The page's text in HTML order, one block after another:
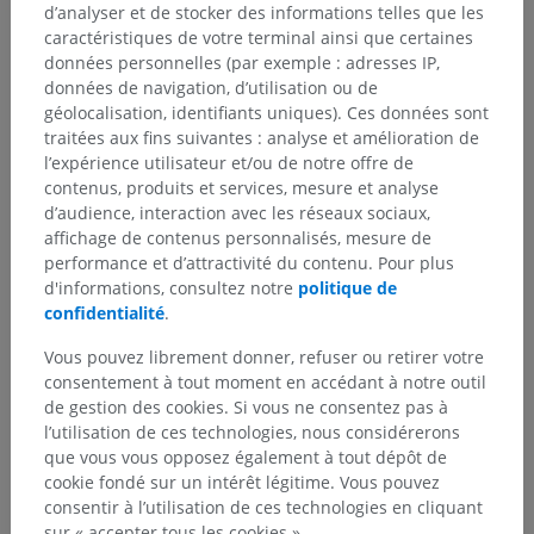
Hiérarchie anatomique
Corps humain > Systèmes intégrants>
Système nerveux> Système nerveux central>
Moelle spinale>
Substance blanche de la moelle spinale>
Faisceau antérolatéral> Tractus spinothalamique
d’analyser et de stocker des informations telles que les
caractéristiques de votre terminal ainsi que certaines
données personnelles (par exemple : adresses IP,
données de navigation, d’utilisation ou de
géolocalisation, identifiants uniques). Ces données sont
traitées aux fins suivantes : analyse et amélioration de
l’expérience utilisateur et/ou de notre offre de
contenus, produits et services, mesure et analyse
d’audience, interaction avec les réseaux sociaux,
affichage de contenus personnalisés, mesure de
performance et d’attractivité du contenu. Pour plus
d'informations, consultez notre politique de
confidentialité.
Vous pouvez librement donner, refuser ou retirer votre
consentement à tout moment en accédant à notre outil
de gestion des cookies. Si vous ne consentez pas à
l’utilisation de ces technologies, nous considérerons
que vous vous opposez également à tout dépôt de
cookie fondé sur un intérêt légitime. Vous pouvez
consentir à l’utilisation de ces technologies en cliquant